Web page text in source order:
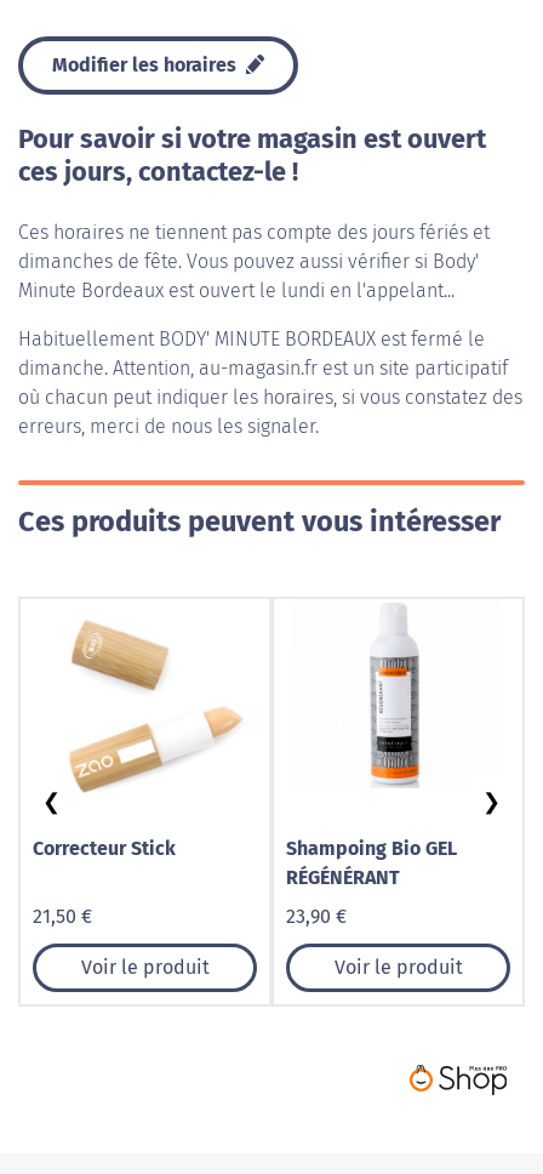
Modifier les horaires
Pour savoir si votre magasin est ouvert
ces jours, contactez-le !
Ces horaires ne tiennent pas compte des jours fériés et
dimanches de fête. Vous pouvez aussi vérifier si Body'
Minute Bordeaux est ouvert le lundi en l'appelant...
Habituellement BODY' MINUTE BORDEAUX est fermé le
dimanche. Attention, au-magasin.fr est un site participatif
où chacun peut indiquer les horaires, si vous constatez des
erreurs, merci de nous les signaler.
Ces produits peuvent vous intéresser
Correcteur Stick
21,50 €
Voir le produit
Shampoing Bio GEL
RÉGÉNÉRANT
23,90 €
Voir le produit
❮ ❯